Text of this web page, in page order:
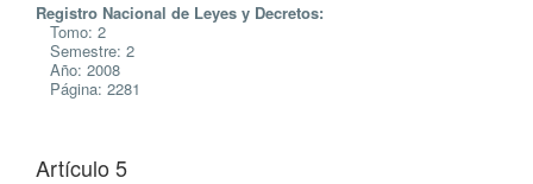
Registro Nacional de Leyes y Decretos:
Tomo: 2
Semestre: 2
Año: 2008
Página: 2281
Artículo 5